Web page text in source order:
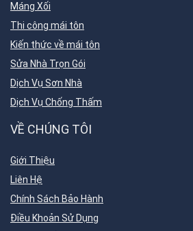
Máng Xối
Thi công mái tôn
Kiến thức về mái tôn
Sửa Nhà Trọn Gói
Dịch Vụ Sơn Nhà
Dịch Vụ Chống Thấm
VỀ CHÚNG TÔI
Giới Thiệu
Liên Hệ
Chính Sách Bảo Hành
Điều Khoản Sử Dụng